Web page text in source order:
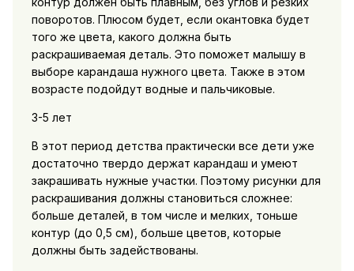
поворотов. Плюсом будет, если окантовка будет
того же цвета, какого должна быть
раскрашиваемая деталь. Это поможет малышу в
выборе карандаша нужного цвета. Также в этом
возрасте подойдут водные и пальчиковые.
3-5 лет
В этот период детства практически все дети уже
достаточно твердо держат карандаш и умеют
закрашивать нужные участки. Поэтому рисунки для
раскрашивания должны становиться сложнее:
больше деталей, в том числе и мелких, тоньше
контур (до 0,5 см), больше цветов, которые
должны быть задействованы.